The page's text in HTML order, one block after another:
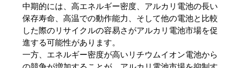
中期的には、高エネルギー密度、アルカリ電池の長い
保存寿命、高温での動作能力、そして他の電池と比較
した際のリサイクルの容易さがアルカリ電池市場を促
進する可能性があります。
一方、エネルギー密度が高いリチウムイオン電池から